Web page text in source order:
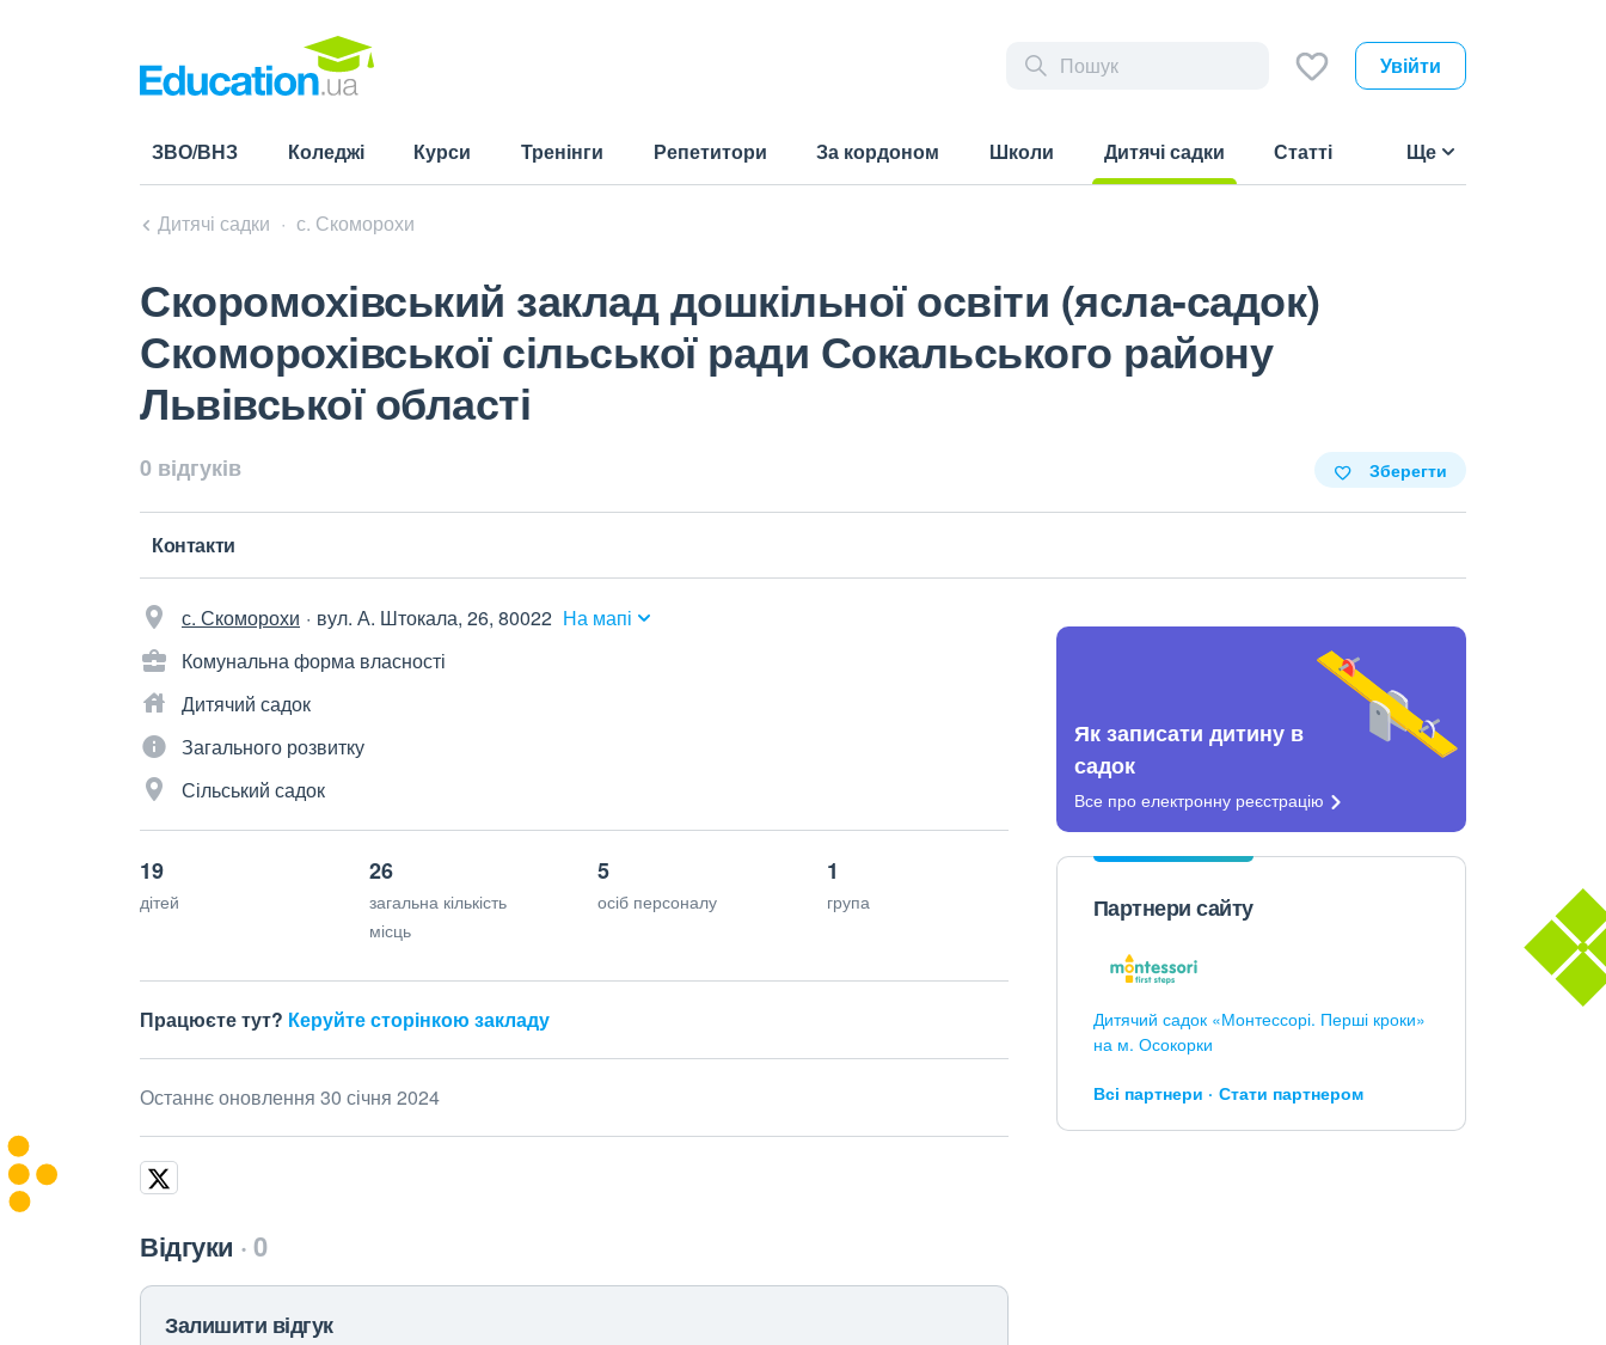
Увійти
ЗВО/ВНЗ Коледжі Курси Тренінги Репетитори За кордоном Школи
Дитячі садки
Статті Ще
Дитячі садки с. Скоморохи
Скоромохівський заклад дошкільної освіти (ясла-садок)
Скоморохівської сільської ради Сокальського району
Львівської області
0 відгуків Зберегти
Контакти
с. Скоморохи вул. А. Штокала, 26, 80022 На мапі
Комунальна форма власності
Дитячий садок
Загального розвитку
Сільський садок
19
дітей
26
загальна кількість
місць
5
осіб персоналу
1
група
Працюєте тут? Керуйте сторінкою закладу
Останнє оновлення 30 січня 2024
Відгуки 0
Залишити відгук
Як записати дитину в
садок
Все про електронну реєстрацію
Партнери сайту
Дитячий садок «Монтессорі. Перші кроки»
на м. Осокорки
Всі партнери Стати партнером